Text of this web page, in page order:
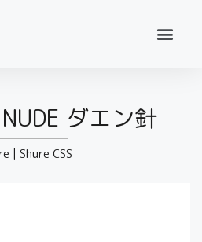
ダエン針
| Shure CSS